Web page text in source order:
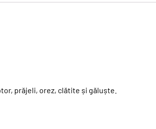
prăjeli, orez, clătite și găluște.